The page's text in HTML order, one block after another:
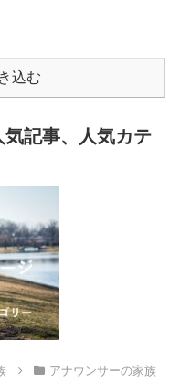
込む
記事、人気カテ
アナウンサーの家族